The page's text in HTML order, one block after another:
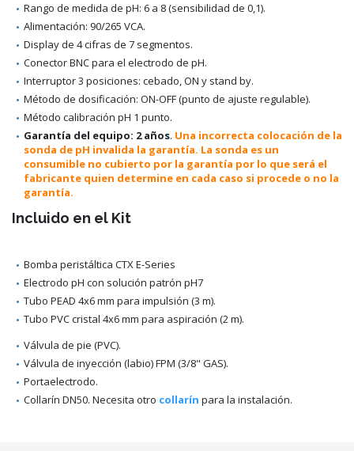
Rango de medida de pH: 6 a 8 (sensibilidad de 0,1).
Alimentación: 90/265 VCA.
Display de 4 cifras de 7 segmentos.
Conector BNC para el electrodo de pH.
Interruptor 3 posiciones: cebado, ON y stand by.
Método de dosificación: ON-OFF (punto de ajuste regulable).
Método calibración pH 1 punto.
Garantía del equipo: 2 años. Una incorrecta colocación de la
sonda de pH invalida la garantía. La sonda es un
consumible no cubierto por la garantía por lo que será el
fabricante quien determine en cada caso si procede o no la
garantía.
Incluido en el Kit
Bomba peristáltica CTX E-Series
Electrodo pH con solución patrón pH7
Tubo PEAD 4x6 mm para impulsión (3 m).
Tubo PVC cristal 4x6 mm para aspiración (2 m).
Válvula de pie (PVC).
Válvula de inyección (labio) FPM (3/8" GAS).
Portaelectrodo.
Collarín DN50. Necesita otro collarín para la instalación.